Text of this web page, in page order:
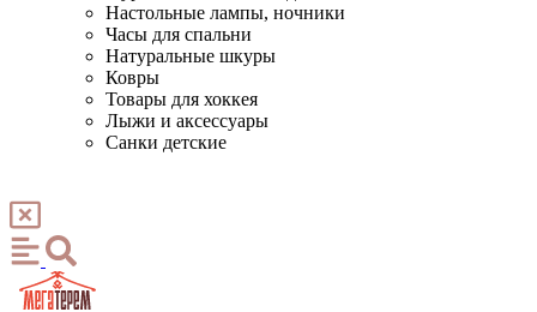
Настольные лампы, ночники
Часы для спальни
Натуральные шкуры
Ковры
Товары для хоккея
Лыжи и аксессуары
Санки детские